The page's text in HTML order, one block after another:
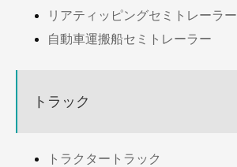
リアティッピングセミトレーラー
自動車運搬船セミトレーラー
トラック
トラクタートラック